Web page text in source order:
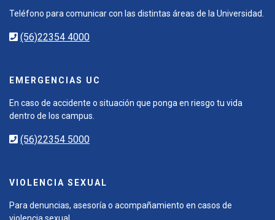
Teléfono para comunicar con las distintas áreas de la Universidad.
(56)22354 4000
EMERGENCIAS UC
En caso de accidente o situación que ponga en riesgo tu vida
dentro de los campus.
(56)22354 5000
VIOLENCIA SEXUAL
Para denuncias, asesoría o acompañamiento en casos de